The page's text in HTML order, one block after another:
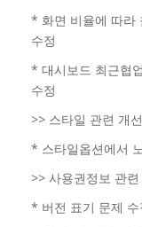
* 화면 비율에 따라
수정
* 대시보드 최근협
수정
>> 스타일 관련 개선
* 스타일옵션에서
>> 사용권정보 관련
* 버전 표기 문제 수